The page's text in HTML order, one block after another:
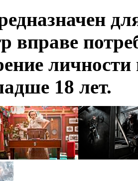
вправе
18 лет.